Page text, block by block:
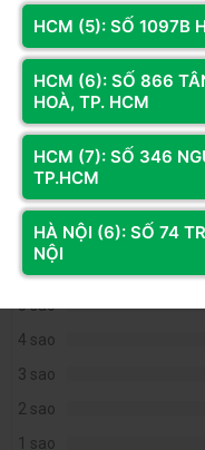
3.
4.
💰 Với mức giá hợp lý cùng
chọn hoàn hảo cho game
muốn một bộ PCổn định –
gian dài.
Đánh giá & Nhận xét
PRO (80+
0
5 sao
4 sao
3 sao
2 sao
1 sao
HCM (5): SỐ 1097B
HCM (6): SỐ 866
HOÀ, TP. HCM
HCM (7): SỐ 346
TP.HCM
HÀ NỘI (6): SỐ 74
NỘI